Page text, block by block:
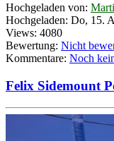
Hochgeladen von:
Hochgeladen: Do, 15.
Views: 4080
Bewertung: Nicht
Kommentare: Noch
Felix Sidemount